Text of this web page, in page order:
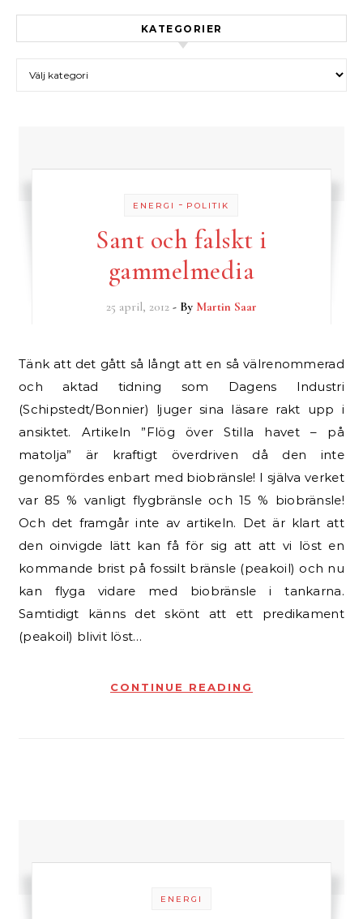
KATEGORIER
ENERGI - POLITIK
Sant och falskt i
gammelmedia
25 april, 2012 - By Martin Saar
Tänk att det gått så långt att en så välrenommerad
och aktad tidning som Dagens Industri
(Schipstedt/Bonnier) ljuger sina läsare rakt upp i
ansiktet. Artikeln ”Flög över Stilla havet – på
matolja” är kraftigt överdriven då den inte
genomfördes enbart med biobränsle! I själva verket
var 85 % vanligt flygbränsle och 15 % biobränsle!
Och det framgår inte av artikeln. Det är klart att
den oinvigde lätt kan få för sig att att vi löst en
kommande brist på fossilt bränsle (peakoil) och nu
kan flyga vidare med biobränsle i tankarna.
Samtidigt känns det skönt att ett predikament
(peakoil) blivit löst…
CONTINUE READING
ENERGI